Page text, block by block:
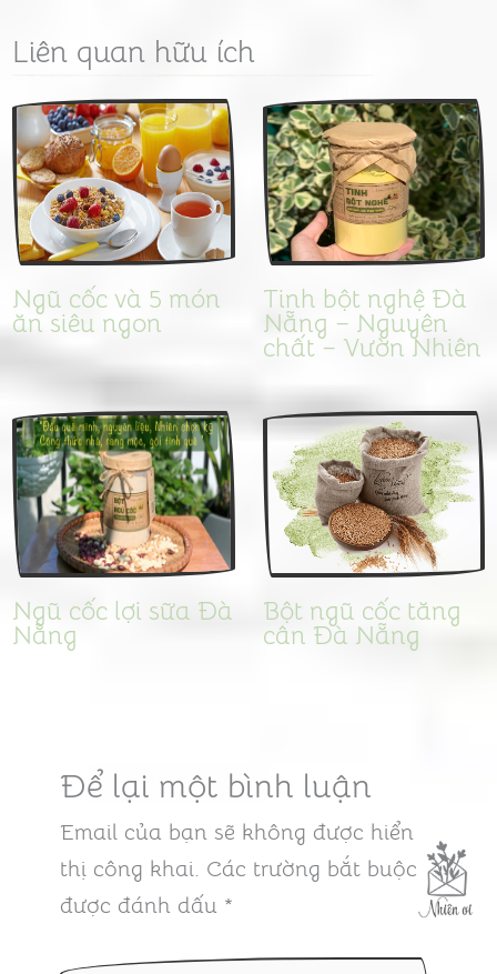
Liên quan hữu ích
Ngũ cốc và 5 món
ăn siêu ngon
Tinh bột nghệ Đà
Nẵng – Nguyên
chất – Vườn Nhiên
Ngũ cốc lợi sữa Đà
Nẵng
Bột ngũ cốc tăng
cân Đà Nẵng
Để lại một bình luận
Email của bạn sẽ không được hiển
thị công khai. Các trường bắt buộc
được đánh dấu *